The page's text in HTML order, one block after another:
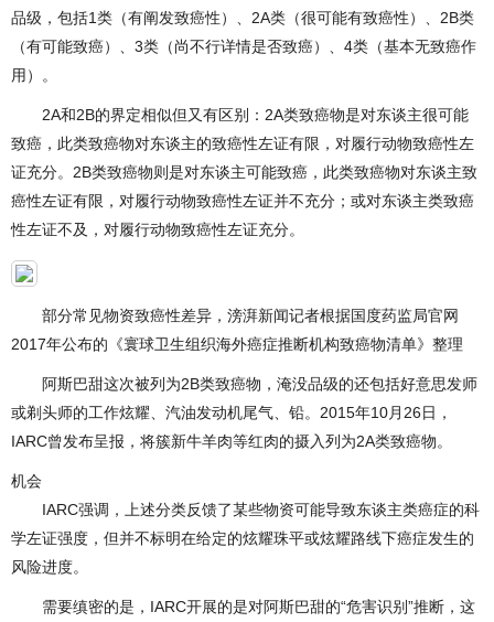
品级，包括1类（有阐发致癌性）、2A类（很可能有致癌性）、2B类
（有可能致癌）、3类（尚不行详情是否致癌）、4类（基本无致癌作
用）。
2A和2B的界定相似但又有区别：2A类致癌物是对东谈主很可能
致癌，此类致癌物对东谈主的致癌性左证有限，对履行动物致癌性左
证充分。2B类致癌物则是对东谈主可能致癌，此类致癌物对东谈主致
癌性左证有限，对履行动物致癌性左证并不充分；或对东谈主类致癌
性左证不及，对履行动物致癌性左证充分。
部分常见物资致癌性差异，滂湃新闻记者根据国度药监局官网
2017年公布的《寰球卫生组织海外癌症推断机构致癌物清单》整理
阿斯巴甜这次被列为2B类致癌物，淹没品级的还包括好意思发师
或剃头师的工作炫耀、汽油发动机尾气、铅。2015年10月26日，
IARC曾发布呈报，将簇新牛羊肉等红肉的摄入列为2A类致癌物。
机会
IARC强调，上述分类反馈了某些物资可能导致东谈主类癌症的科
学左证强度，但并不标明在给定的炫耀珠平或炫耀路线下癌症发生的
风险进度。
需要缜密的是，IARC开展的是对阿斯巴甜的“危害识别”推断，这